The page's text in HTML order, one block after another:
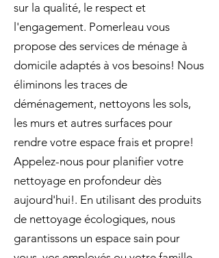
sur la qualité, le respect et
l'engagement. Pomerleau vous
propose des services de ménage à
domicile adaptés à vos besoins! Nous
éliminons les traces de
déménagement, nettoyons les sols,
les murs et autres surfaces pour
rendre votre espace frais et propre!
Appelez-nous pour planifier votre
nettoyage en profondeur dès
aujourd'hui!. En utilisant des produits
de nettoyage écologiques, nous
garantissons un espace sain pour